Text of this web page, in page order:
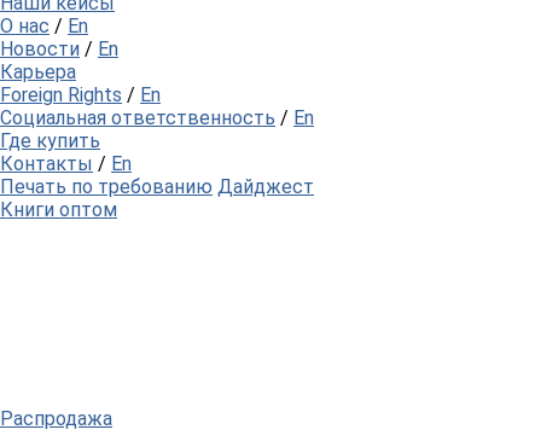
О нас / En
Новости / En
Карьера
Foreign Rights / En
Социальная ответственность / En
Где купить
Контакты / En
Печать по требованию Дайджест
Книги оптом
Распродажа